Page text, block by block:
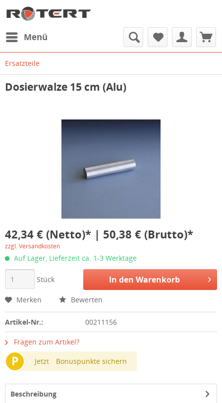
Menü
Ersatzteile
Dosierwalze 15 cm (Alu)
42,34 € (Netto)* | 50,38 € (Brutto)*
zzgl. Versandkosten
Auf Lager, Lieferzeit ca. 1-3 Werktage
Stück In den Warenkorb
Merken Bewerten
Artikel-Nr.: 00211156
Fragen zum Artikel?
P Jetzt Bonuspunkte sichern
Beschreibung